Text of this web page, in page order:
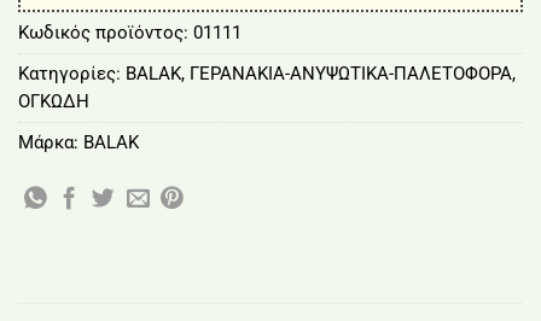
Κωδικός προϊόντος: 01111
Κατηγορίες: BALAK, ΓΕΡΑΝΑΚΙΑ-ΑΝΥΨΩΤΙΚΑ-ΠΑΛΕΤΟΦΟΡΑ,
ΟΓΚΩΔΗ
Μάρκα: BALAK